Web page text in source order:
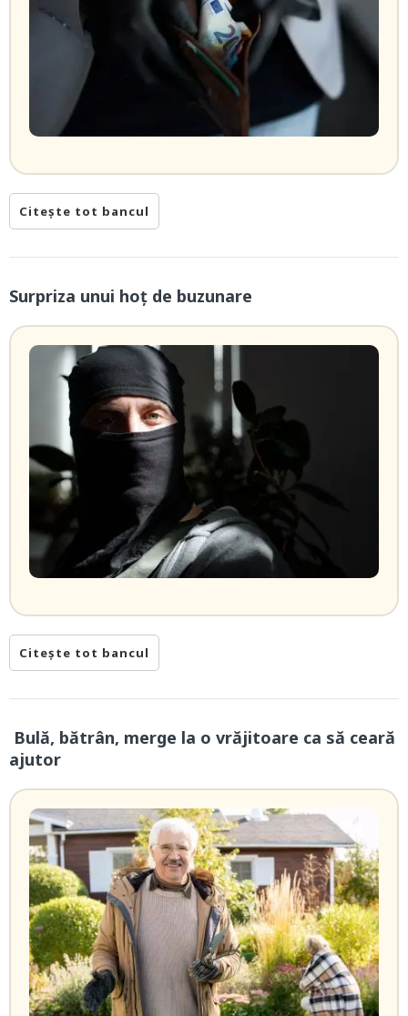
Citește tot bancul
Surpriza unui hoţ de buzunare
Citește tot bancul
Bulă, bătrân, merge la o vrăjitoare ca să ceară
ajutor